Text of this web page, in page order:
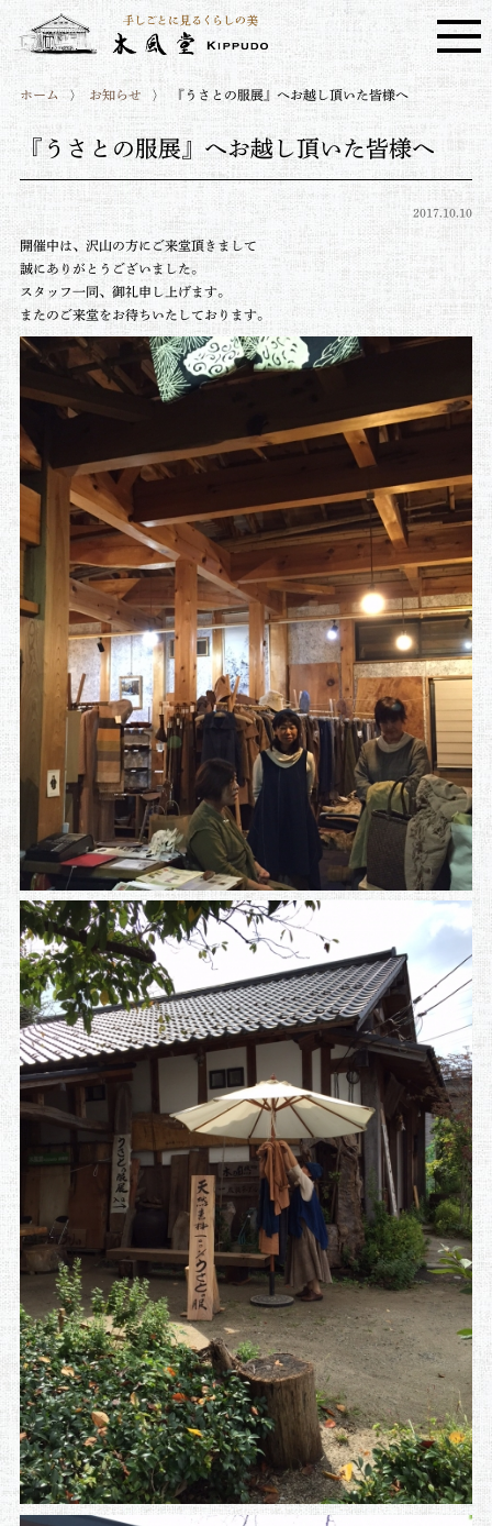
ホーム お知らせ 『うさとの服展』へお越し頂いた皆様へ
『うさとの服展』へお越し頂いた皆様へ
2017.10.10
開催中は、沢山の方にご来堂頂きまして
誠にありがとうございました。
スタッフ一同、御礼申し上げます。
またのご来堂をお待ちいたしております。